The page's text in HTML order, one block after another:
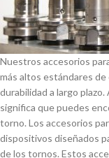
Nuestros accesorios
más altos estándares
durabilidad a largo
significa que puedes
torno. Los accesorios
dispositivos diseñados
de los tornos. Estos